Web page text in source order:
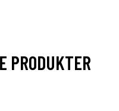
PRODUKTER